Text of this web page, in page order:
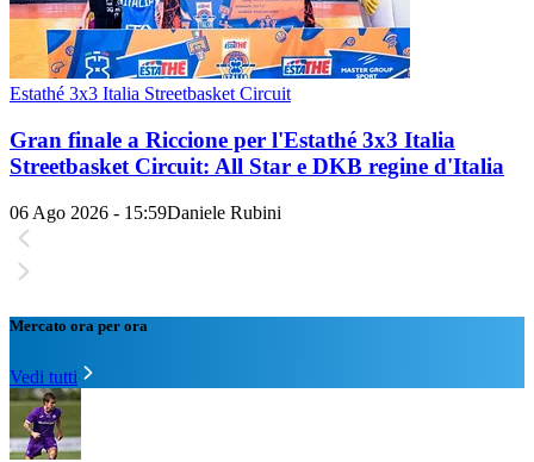
Estathé 3x3 Italia Streetbasket Circuit
Gran finale a Riccione per l'Estathé 3x3 Italia
Streetbasket Circuit: All Star e DKB regine d'Italia
06 Ago 2026 - 15:59Daniele Rubini
Mercato ora per ora
Vedi tutti